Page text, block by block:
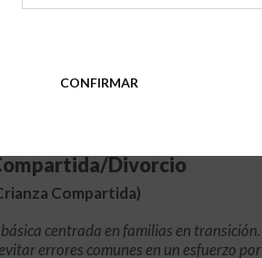
Divorcio
Compartida)
centrada en familias en transición.
errores comunes en un esfuerzo por
CONFIRMAR